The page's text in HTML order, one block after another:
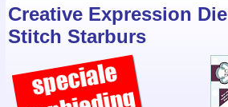
Creative Expression Die
Stitch Starburs